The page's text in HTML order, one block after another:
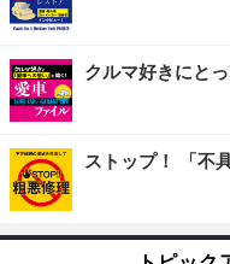
クルマ好きにと
ストップ！ 「不